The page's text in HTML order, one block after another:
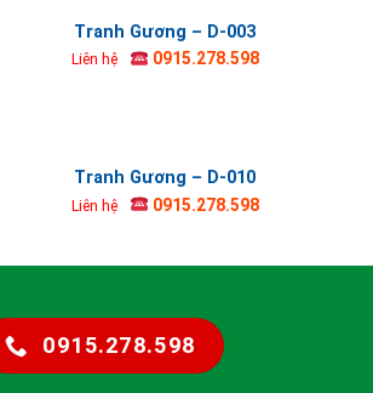
Tranh Gương – D-003
Liên hệ 0915.278.598
Tranh Gương – D-010
Liên hệ 0915.278.598
0915.278.598